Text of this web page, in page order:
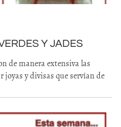
Y JADES
de manera extensiva las
joyas y divisas que servían de